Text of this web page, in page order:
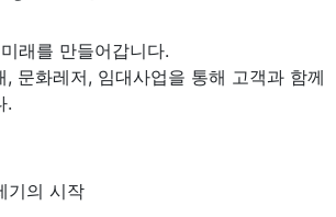
래를 만들어갑니다.
문화레저, 임대사업을 통해 고객과 함께
.
기의 시작